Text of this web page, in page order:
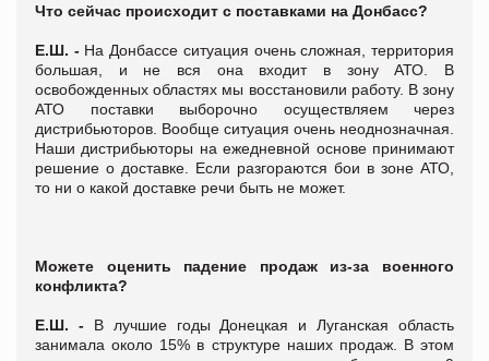
Что сейчас происходит с поставками на Донбасс?
Е.Ш. -На Донбассе ситуация очень сложная, территория
большая, и не вся она входит в зону АТО. В
освобожденных областях мы восстановили работу. В зону
АТО поставки выборочно осуществляем через
дистрибьюторов. Вообще ситуация очень неоднозначная.
Наши дистрибьюторы на ежедневной основе принимают
решение о доставке. Если разгораются бои в зоне АТО,
то ни о какой доставке речи быть не может.
Можете оценить падение продаж из-за военного
конфликта?
Е.Ш. -В лучшие годы Донецкая и Луганская область
занимала около 15% в структуре наших продаж. В этом